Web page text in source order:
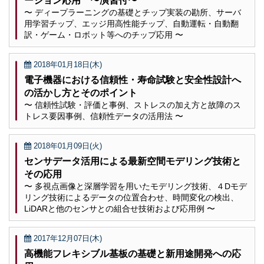
〜 ディープラーニングの基礎とチップ実装の勘所、サーバ
用学習チップ、エッジ用高性能チップ、自動運転・自動翻
訳・ゲーム・ロボット等へのチップ応用 〜
2018年01月18日(木)
電子機器における信頼性・寿命試験と安全性設計へ
の活かし方とそのポイント
〜 信頼性試験・評価と事例、ストレスの加え方と故障のス
トレス要因事例、信頼性データの活用法 〜
2018年01月09日(火)
センサデータ活用による最新空間モデリング技術と
その応用
〜 多視点画像と深層学習を用いたモデリング技術、４Dモデ
リング技術によるデータの位置合わせ、時間変化の検出、
LiDARと他のセンサとの組合せ技術および応用例 〜
2017年12月07日(木)
高機能フレキシブル基板の基礎と新用途開発への応